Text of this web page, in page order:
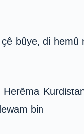
bûye, di
bin